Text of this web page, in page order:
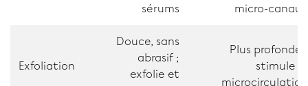
sérums
micro‑canaux
Exfoliation
Douce, sans
abrasif ;
exfolie et
Plus profonde ;
stimule la
microcirculation